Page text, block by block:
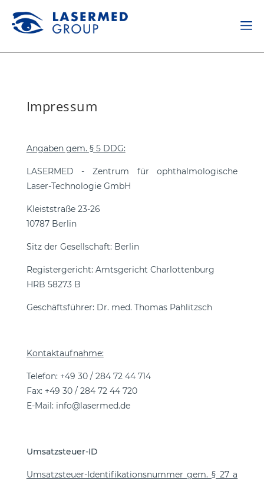
Impressum
Angaben gem. § 5 DDG:
LASERMED - Zentrum für ophthalmologische
Laser-Technologie GmbH
Kleiststraße 23-26
10787 Berlin
Sitz der Gesellschaft: Berlin
Registergericht: Amtsgericht Charlottenburg
HRB 58273 B
Geschäftsführer: Dr. med. Thomas Pahlitzsch
Kontaktaufnahme:
Telefon: +49 30 / 284 72 44 714
Fax: +49 30 / 284 72 44 720
E-Mail: info@lasermed.de
Umsatzsteuer-ID
Umsatzsteuer-Identifikationsnummer gem. § 27 a